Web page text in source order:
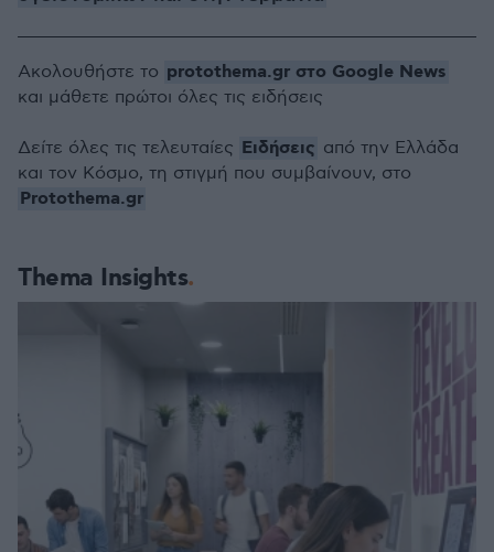
Thema Insights
Ακολουθήστε το protothema.gr στο Google News
και μάθετε πρώτοι όλες τις ειδήσεις
Δείτε όλες τις τελευταίες Ειδήσεις από την Ελλάδα
και τον Κόσμο, τη στιγμή που συμβαίνουν, στο
Protothema.gr